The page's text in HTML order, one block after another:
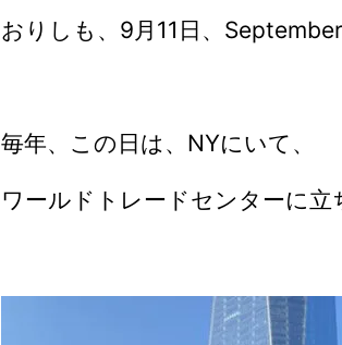
おりしも、9月11日、
毎年、この日は、NYにいて、
ワールドトレードセンターに立